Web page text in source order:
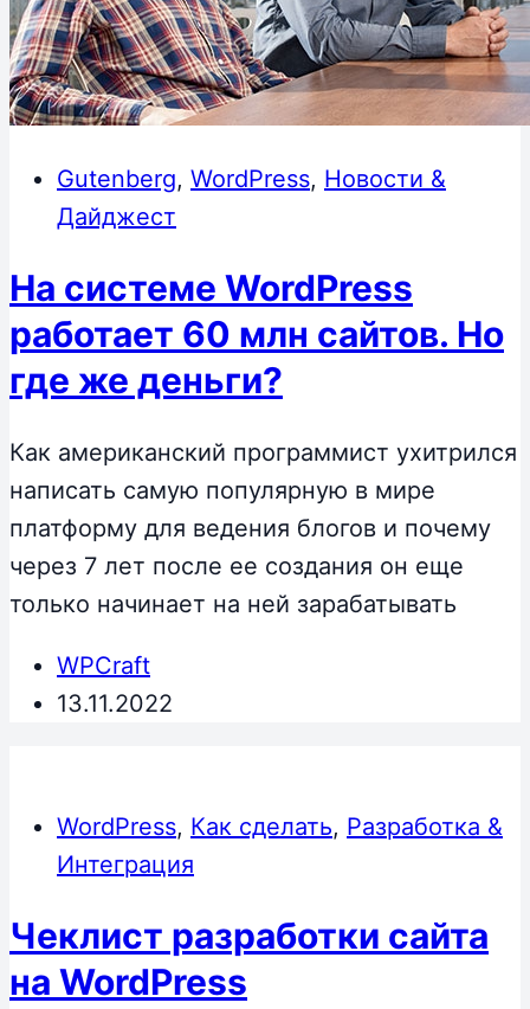
Gutenberg, WordPress, Новости &
Дайджест
На системе WordPress
работает 60 млн сайтов. Но
где же деньги?
Как американский программист ухитрился
написать самую популярную в мире
платформу для ведения блогов и почему
через 7 лет после ее создания он еще
только начинает на ней зарабатывать
WPCraft
13.11.2022
WordPress, Как сделать, Разработка &
Интеграция
Чеклист разработки сайта
на WordPress